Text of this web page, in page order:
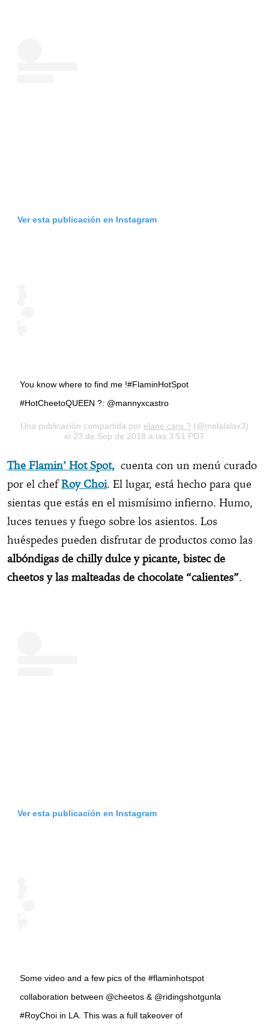
Ver esta publicación en Instagram
You know where to find me !#FlaminHotSpot
#HotCheetoQUEEN ?: @mannyxcastro
Una publicación compartida por elane caro ? (@melalalax3)
el 23 de Sep de 2018 a las 3:51 PDT
The Flamin’ Hot Spot, cuenta con un menú curado
por el chefRoy Choi. El lugar, está hecho para que
sientas que estás en el mismísimo infierno. Humo,
luces tenues y fuego sobre los asientos. Los
huéspedes pueden disfrutar de productos como las
albóndigas de chilly dulce y picante, bistec de
cheetos y las malteadas de chocolate “calientes”.
Ver esta publicación en Instagram
Some video and a few pics of the #flaminhotspot
collaboration between @cheetos & @ridingshotgunla
#RoyChoi in LA. This was a full takeover of